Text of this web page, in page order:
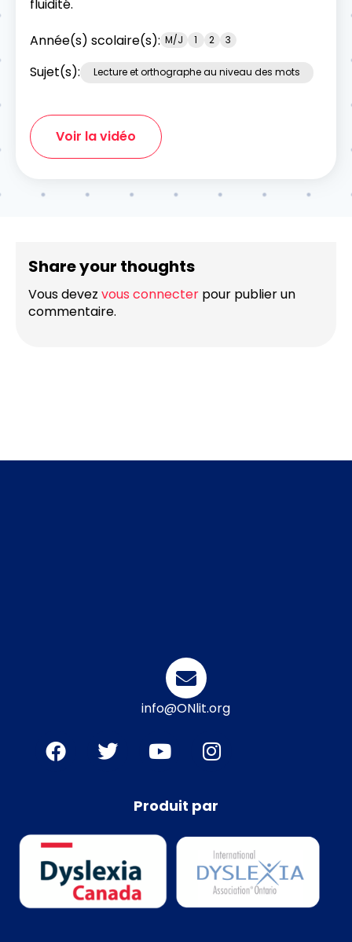
fluidité.
Année(s) scolaire(s): M/J 1 2 3
Sujet(s): Lecture et orthographe au niveau des mots
Voir la vidéo
Share your thoughts
Vous devez vous connecter pour publier un
commentaire.
info@ONlit.org
Produit par